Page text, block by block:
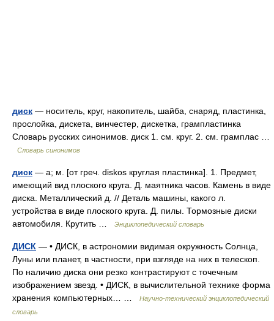
диск — носитель, круг, накопитель, шайба, снаряд, пластинка,
прослойка, дискета, винчестер, дискетка, грампластинка
Словарь русских синонимов. диск 1. см. круг. 2. см. грамплас …
Словарь синонимов
диск — а; м. [от греч. diskos круглая пластинка]. 1. Предмет,
имеющий вид плоского круга. Д. маятника часов. Камень в виде
диска. Металлический д. // Деталь машины, какого л.
устройства в виде плоского круга. Д. пилы. Тормозные диски
автомобиля. Крутить …
Энциклопедический словарь
ДИСК — • ДИСК, в астрономии видимая окружность Солнца,
Луны или планет, в частности, при взгляде на них в телескоп.
По наличию диска они резко контрастируют с точечным
изображением звезд. • ДИСК, в вычислительной технике форма
хранения компьютерных… …
Научно-технический энциклопедический
словарь